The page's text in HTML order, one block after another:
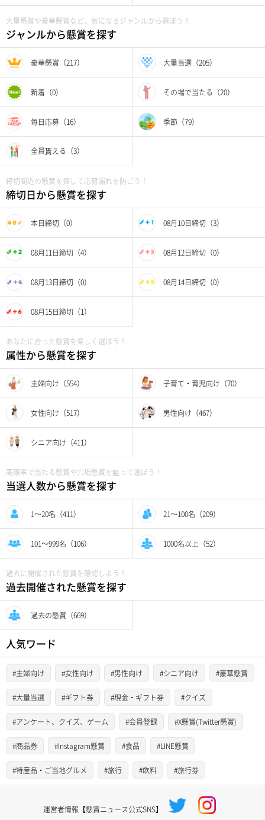
大量懸賞や豪華懸賞など、気になるジャンルから選ぼう！
ジャンルから懸賞を探す
豪華懸賞（217） 大量当選（205）
新着（0） その場で当たる（20）
毎日応募（16） 季節（79）
全員貰える（3）
締切間近の懸賞を探して応募漏れを防ごう！
締切日から懸賞を探す
本日締切（0） 08月10日締切（3）
08月11日締切（4） 08月12日締切（0）
08月13日締切（0） 08月14日締切（0）
08月15日締切（1）
あなたに合った懸賞を楽しく選ぼう！
属性から懸賞を探す
主婦向け（554） 子育て・育児向け（70）
女性向け（517） 男性向け（467）
シニア向け（411）
高確率で当たる懸賞や穴場懸賞を狙って選ぼう！
当選人数から懸賞を探す
1〜20名（411） 21〜100名（209）
101〜999名（106） 1000名以上（52）
過去に開催された懸賞を確認しよう！
過去開催された懸賞を探す
過去の懸賞（669）
人気ワード
#主婦向け #女性向け #男性向け #シニア向け #豪華懸賞
#大量当選 #ギフト券 #現金・ギフト券 #クイズ
#アンケート、クイズ、ゲーム #会員登録 #X懸賞(Twitter懸賞)
#商品券 #Instagram懸賞 #食品 #LINE懸賞
#特産品・ご当地グルメ #旅行 #飲料 #旅行券
運営者情報【懸賞ニュース公式SNS】